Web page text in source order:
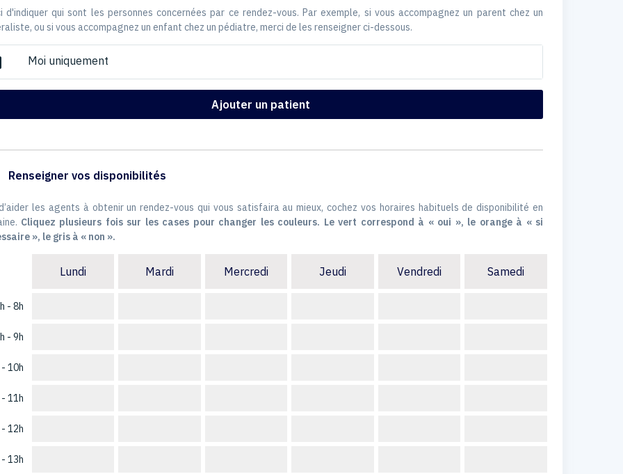
d'indiquer qui sont les personnes concernées par ce rendez-vous. Par exemple, si vous accompagnez un parent chez un
ou si vous accompagnez un enfant chez un pédiatre, merci de les renseigner ci-dessous.
Moi uniquement
Ajouter un patient
Renseigner vos disponibilités
les agents à obtenir un rendez-vous qui vous satisfaira au mieux, cochez vos horaires habituels de disponibilité en
Cliquez plusieurs fois sur les cases pour changer les couleurs. Le vert correspond à « oui », le orange à « si
», le gris à « non ».
- 8h
- 9h
10h
11h
12h
13h
Lundi Mardi Mercredi Jeudi Vendredi Samedi